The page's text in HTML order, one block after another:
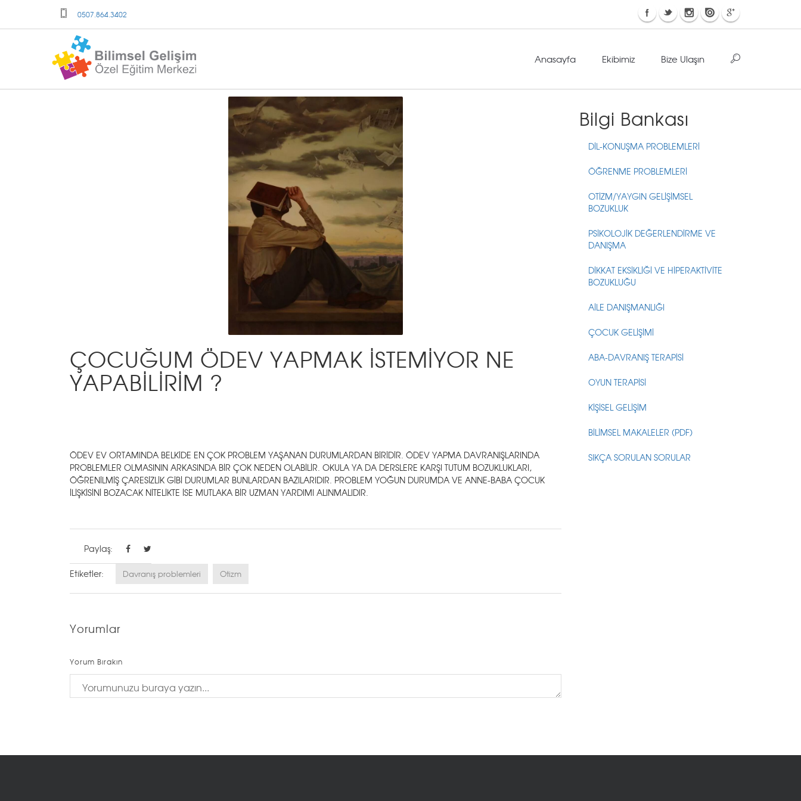
0507.864.3402
Anasayfa Ekibimiz Bize Ulaşın
ÇOCUĞUM ÖDEV YAPMAK İSTEMİYOR NE
YAPABİLİRİM ?
ÖDEV EV ORTAMINDA BELKİDE EN ÇOK PROBLEM YAŞANAN DURUMLARDAN BİRİDİR. ÖDEV YAPMA DAVRANIŞLARINDA
PROBLEMLER OLMASININ ARKASINDA BİR ÇOK NEDEN OLABİLİR. OKULA YA DA DERSLERE KARŞI TUTUM BOZUKLUKLARI,
ÖĞRENİLMİŞ ÇARESİZLİK GİBİ DURUMLAR BUNLARDAN BAZILARIDIR. PROBLEM YOĞUN DURUMDA VE ANNE-BABA ÇOCUK
İLİŞKİSİNİ BOZACAK NİTELİKTE İSE MUTLAKA BİR UZMAN YARDIMI ALINMALIDIR.
Paylaş:
Etiketler: Davranış problemleri Otizm
Yorumlar
Yorum Bırakın
Bilgi Bankası
DİL-KONUŞMA PROBLEMLERİ
ÖĞRENME PROBLEMLERİ
OTİZM/YAYGIN GELİŞİMSEL
BOZUKLUK
PSİKOLOJİK DEĞERLENDİRME VE
DANIŞMA
DİKKAT EKSİKLİĞİ VE HİPERAKTİVİTE
BOZUKLUĞU
AİLE DANIŞMANLIĞI
ÇOCUK GELİŞİMİ
ABA-DAVRANIŞ TERAPİSİ
OYUN TERAPİSİ
KİŞİSEL GELİŞİM
BİLİMSEL MAKALELER (PDF)
SIKÇA SORULAN SORULAR